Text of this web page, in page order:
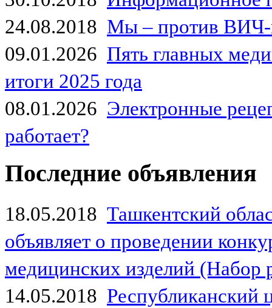
24.08.2018 Мы – против
09.01.2026 Пять главных
итоги 2025 года
08.01.2026 Электронные
работает?
Последние объявления
18.05.2018 Ташкентский
объявляет о проведении
медицинских изделий (Набор
14.05.2018